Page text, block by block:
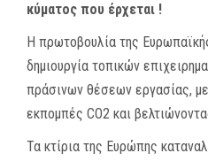
κύματος που έρχεται !
Η πρωτοβουλία της
δημιουργία τοπικών
πράσινων θέσεων εργασίας,
εκπομπές CO2 και
Τα κτίρια της Ευρώπης